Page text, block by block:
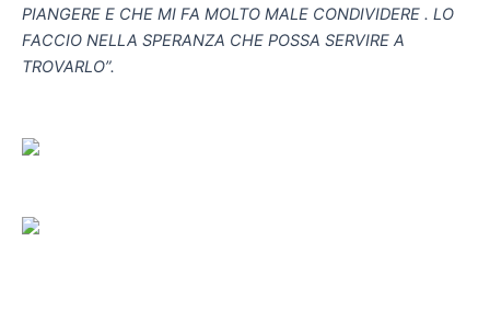
PIANGERE E CHE MI FA MOLTO MALE CONDIVIDERE . LO
FACCIO NELLA SPERANZA CHE POSSA SERVIRE A
TROVARLO”.